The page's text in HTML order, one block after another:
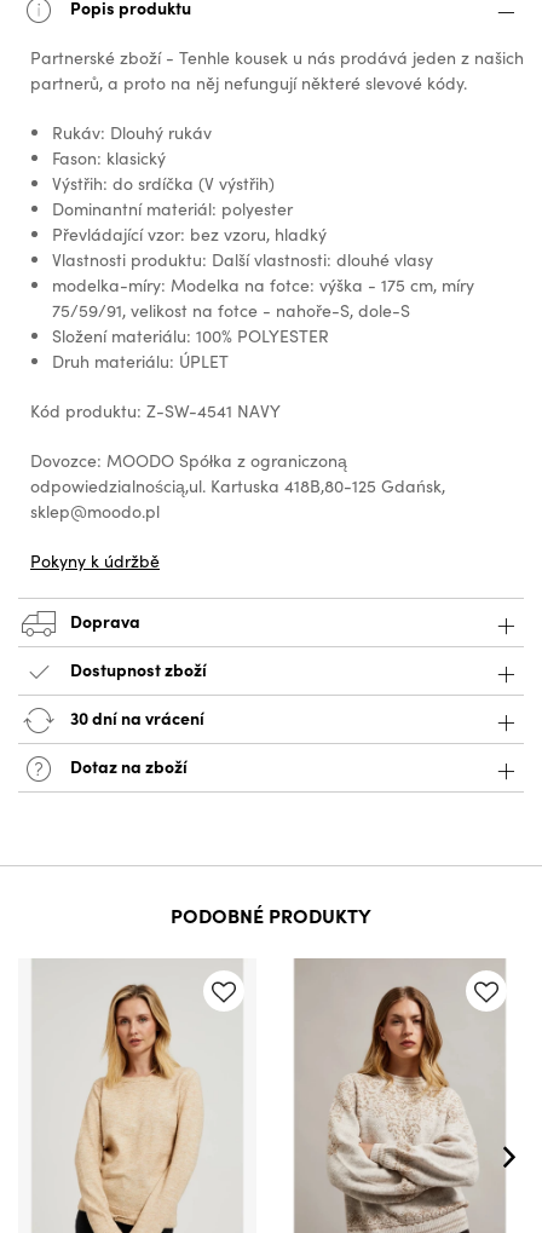
Popis produktu
Partnerské zboží - Tenhle kousek u nás prodává jeden z našich
partnerů, a proto na něj nefungují některé slevové kódy.
Rukáv: Dlouhý rukáv
Fason: klasický
Výstřih: do srdíčka (V výstřih)
Dominantní materiál: polyester
Převládající vzor: bez vzoru, hladký
Vlastnosti produktu: Další vlastnosti: dlouhé vlasy
modelka-míry: Modelka na fotce: výška - 175 cm, míry
75/59/91, velikost na fotce - nahoře-S, dole-S
Složení materiálu: 100% POLYESTER
Druh materiálu: ÚPLET
Kód produktu: Z-SW-4541 NAVY
Dovozce: MOODO Spółka z ograniczoną
odpowiedzialnością,ul. Kartuska 418B,80-125 Gdańsk,
sklep@moodo.pl
Pokyny k údržbě
Doprava
Dostupnost zboží
30 dní na vrácení
Dotaz na zboží
PODOBNÉ PRODUKTY